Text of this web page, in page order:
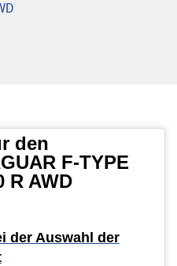
den
F-TYPE
R AWD
der Auswahl der